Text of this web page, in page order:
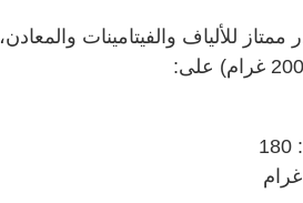
ممتاز للألياف والفيتامينات